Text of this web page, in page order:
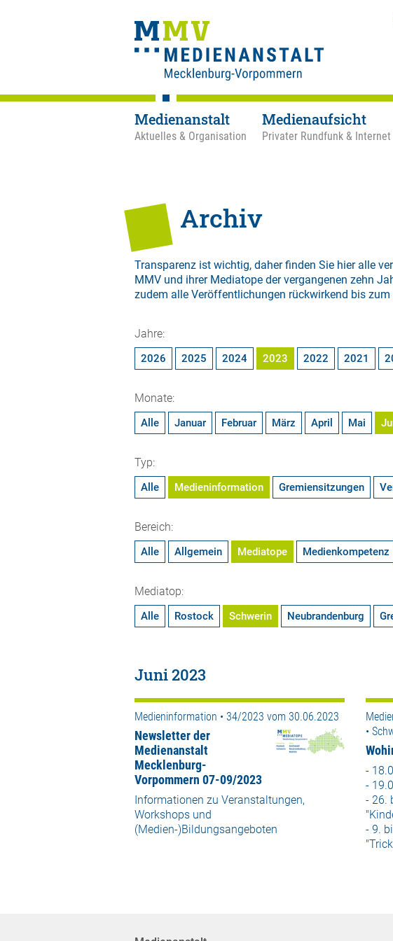
Medienanstalt
Aktuelles & Organisation
Medienaufsicht
Privater Rundfunk & Internet
Archiv
Transparenz ist wichtig, daher finden Sie hier alle
MMV und ihrer Mediatope der vergangenen zehn
zudem alle Veröffentlichungen rückwirkend bis
Jahre:
2026 2025 2024 2023 2022 2021
Monate:
Alle Januar Februar März April Mai
Typ:
Alle Medieninformation Gremiensitzungen
Bereich:
Alle Allgemein Mediatope Medienkompetenz
Mediatop:
Alle Rostock Schwerin Neubrandenburg
Juni 2023
Medieninformation • 34/2023 vom 30.06.2023
Newsletter der
Medienanstalt
Mecklenburg-
Vorpommern 07-09/2023
Informationen zu Veranstaltungen,
Workshops und
(Medien-)Bildungsangeboten
•
-
-
- 26.
- 9.